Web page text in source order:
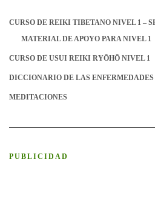
CURSO DE REIKI TIBETANO NIVEL 1 –
MATERIAL DE APOYO PARA NIVEL 1
CURSO DE USUI REIKI RYŌHŌ NIVEL 1
DICCIONARIO DE LAS ENFERMEDADES
MEDITACIONES
PUBLICIDAD